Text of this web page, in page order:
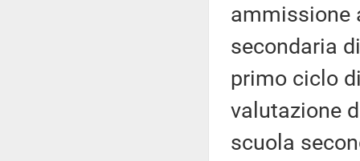
ammissione
secondaria
primo ciclo
valutazione
scuola